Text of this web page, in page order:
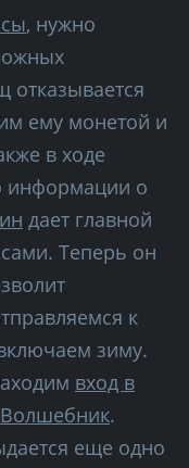
, нужно
отказывается
ему монетой и
в ходе
информации о
дает главной
Теперь он
к
зиму.
вход в
Волшебник.
еще одно